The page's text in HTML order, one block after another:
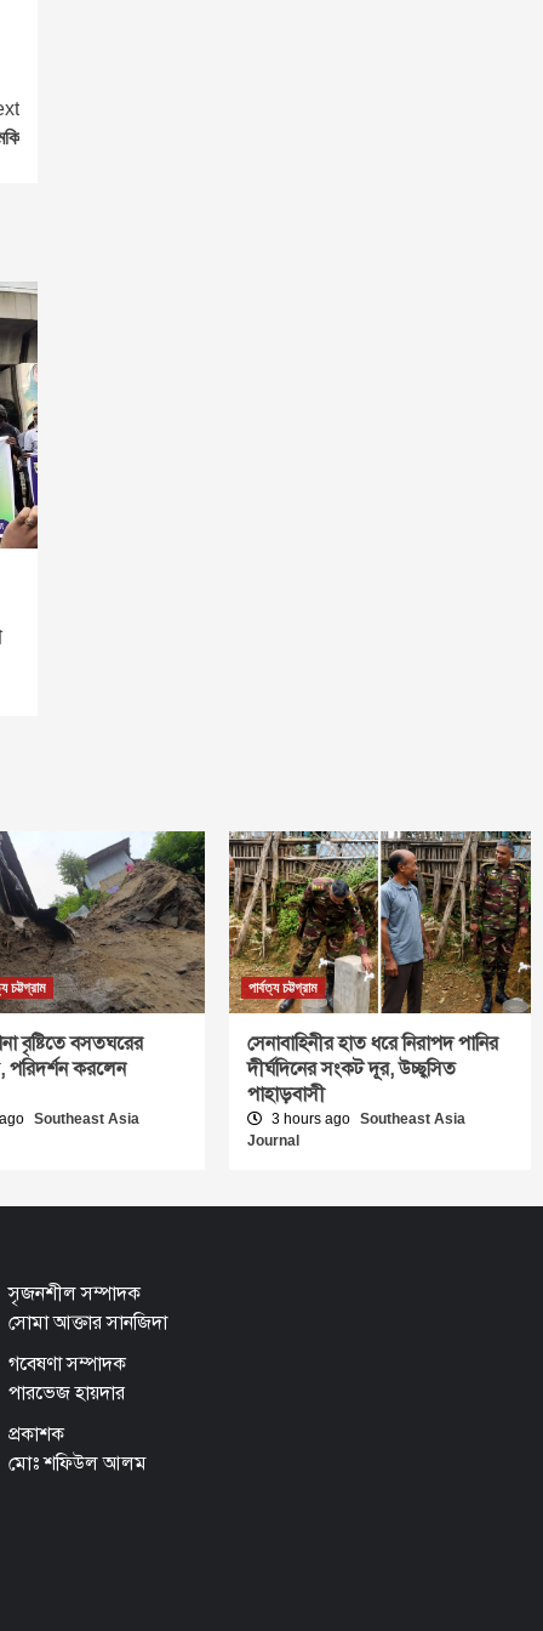
চট্টগ্রাম
বৃষ্টিতে বসতঘরের
করলেন
Southeast Asia
পার্বত্য চট্টগ্রাম
সেনাবাহিনীর হাত ধরে নিরাপদ পানির
দীর্ঘদিনের সংকট দূর, উচ্ছ্বসিত
পাহাড়বাসী
3 hours ago Southeast Asia
Journal
সৃজনশীল সম্পাদক
সোমা আক্তার সানজিদা
গবেষণা সম্পাদক
পারভেজ হায়দার
প্রকাশক
মোঃ শফিউল আলম